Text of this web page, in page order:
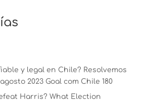
y legal en Chile? Resolvemos
2023 Goal com Chile 180
Harris? What Election